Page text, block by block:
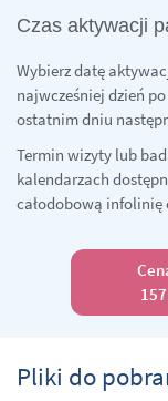
Czas aktywacji
Wybierz datę
najwcześniej dzień
ostatnim dniu
Termin wizyty lub
kalendarzach
całodobową infolinię
157
Pliki do